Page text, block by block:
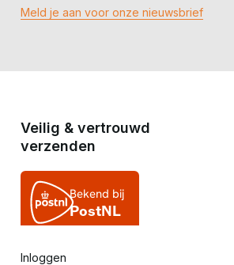
Meld je aan voor onze nieuwsbrief
Veilig & vertrouwd
verzenden
Inloggen